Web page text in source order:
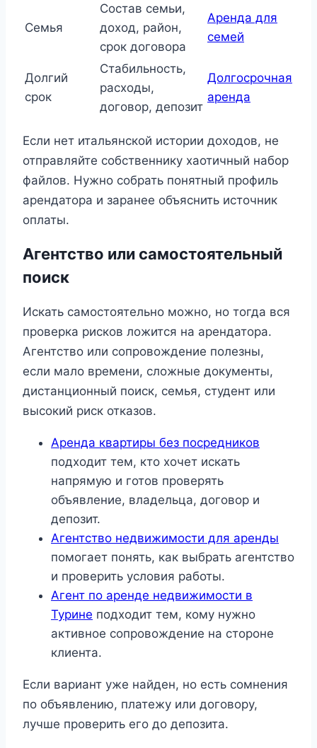
Семья
Состав семьи,
доход, район,
срок договора
Аренда для
семей
Долгий
срок
Стабильность,
расходы,
договор, депозит
Долгосрочная
аренда
Если нет итальянской истории доходов, не
отправляйте собственнику хаотичный набор
файлов. Нужно собрать понятный профиль
арендатора и заранее объяснить источник
оплаты.
Агентство или самостоятельный
поиск
Искать самостоятельно можно, но тогда вся
проверка рисков ложится на арендатора.
Агентство или сопровождение полезны,
если мало времени, сложные документы,
дистанционный поиск, семья, студент или
высокий риск отказов.
Аренда квартиры без посредников
подходит тем, кто хочет искать
напрямую и готов проверять
объявление, владельца, договор и
депозит.
Агентство недвижимости для аренды
помогает понять, как выбрать агентство
и проверить условия работы.
Агент по аренде недвижимости в
Турине подходит тем, кому нужно
активное сопровождение на стороне
клиента.
Если вариант уже найден, но есть сомнения
по объявлению, платежу или договору,
лучше проверить его до депозита.